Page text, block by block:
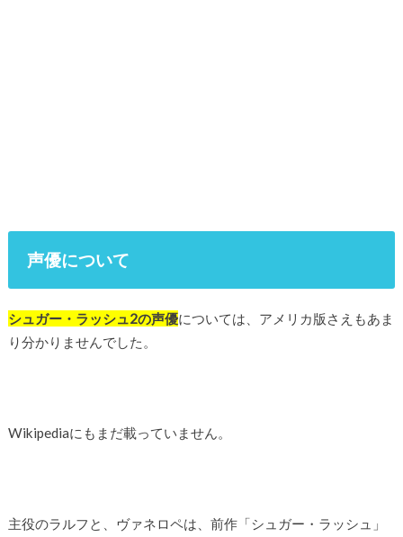
声優について
シュガー・ラッシュ2の声優については、アメリカ版さえもあま
り分かりませんでした。
Wikipediaにもまだ載っていません。
主役のラルフと、ヴァネロペは、前作「シュガー・ラッシュ」